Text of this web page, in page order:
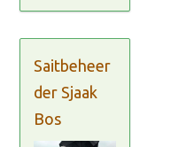
Saitbeheer
der Sjaak
Bos